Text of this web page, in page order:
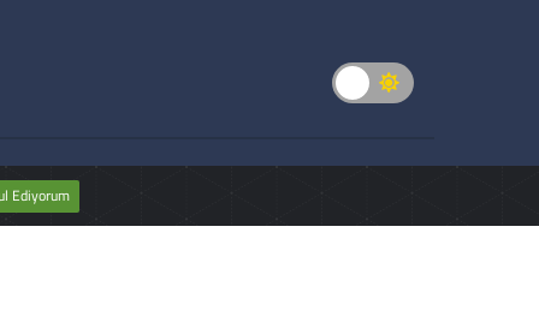
Ediyorum